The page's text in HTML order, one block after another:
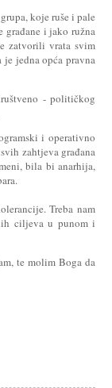
koje ruše i pale
građane i jako ružna
zatvorili vrata svim
jedna opća pravna
- političkog
i operativno
zahtjeva građana
bila bi anarhija,
Treba nam
ciljeva u punom i
te molim Boga da